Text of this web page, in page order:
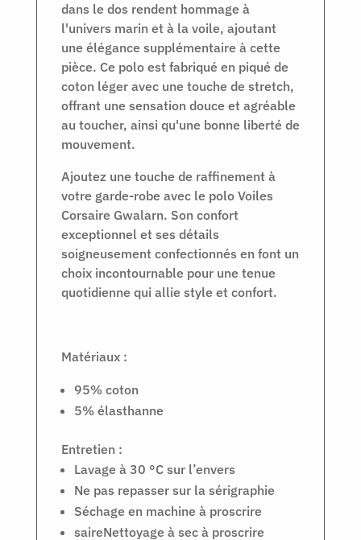
dans le dos rendent hommage à
l'univers marin et à la voile, ajoutant
une élégance supplémentaire à cette
pièce. Ce polo est fabriqué en piqué de
coton léger avec une touche de stretch,
offrant une sensation douce et agréable
au toucher, ainsi qu'une bonne liberté de
mouvement.
Ajoutez une touche de raffinement à
votre garde-robe avec le polo Voiles
Corsaire Gwalarn. Son confort
exceptionnel et ses détails
soigneusement confectionnés en font un
choix incontournable pour une tenue
quotidienne qui allie style et confort.
Matériaux :
95% coton
5% élasthanne
Entretien :
Lavage à 30 °C sur l’envers
Ne pas repasser sur la sérigraphie
Séchage en machine à proscrire
saireNettoyage à sec à proscrire